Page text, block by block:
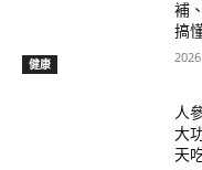
健康
補
搞
人
大
天